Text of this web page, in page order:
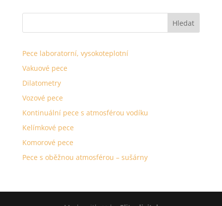
Pece laboratorní, vysokoteplotní
Vakuové pece
Dilatometry
Vozové pece
Kontinuální pece s atmosférou vodíku
Kelímkové pece
Komorové pece
Pece s oběžnou atmosférou – sušárny